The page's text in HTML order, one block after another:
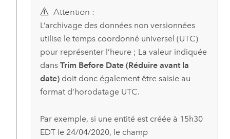
Attention :
L’archivage des données non versionnées
utilise le temps coordonné universel (UTC)
pour représenter l’heure ; La valeur indiquée
dans Trim Before Date (Réduire avant la
date)doit donc également être saisie au
format d’horodatage UTC.
Par exemple, si une entité est créée à 15h30
EDT le 24/04/2020, le champ